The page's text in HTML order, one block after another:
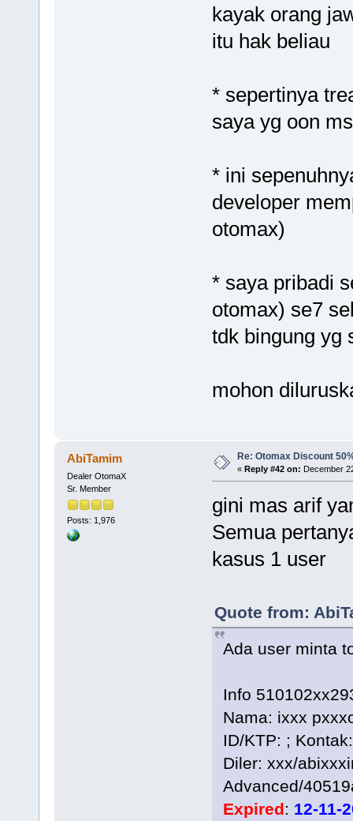
kayak orang
itu hak beliau
* sepertinya
saya yg oon
* ini
developer
otomax)
* saya pribadi
otomax) se7
tdk bingung yg
mohon
AbiTamim
Dealer OtomaX
Sr. Member
Posts: 1,976
Re: Otomax Discount
« Reply #42 on: December
gini mas arif
Semua
kasus 1 user
Quote from:
Ada user minta
Info
Nama: ixxx
ID/KTP: ;
Diler: xxx/
Advanced/
Expired: 12-11-